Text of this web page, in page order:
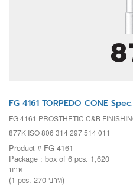
FG 4161 TORPEDO CONE
FG 4161 PROSTHETIC C&B
877K ISO 806 314 297 514 011
Product # FG 4161
Package : box of 6 pcs. 1,620
บาท
(1 pcs. 270 บาท)